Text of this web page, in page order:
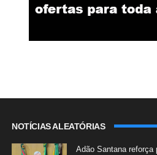
NOTÍCIAS ALEATÓRIAS
Adão Santana reforça